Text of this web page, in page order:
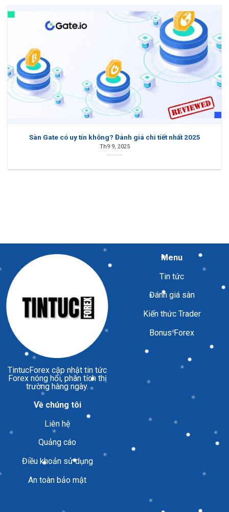
Sàn Gate có uy tín không? Đánh giá chi tiết nhất 2025
Th9 9, 2025
TintucForex cập nhật tin tức
Forex nóng hổi, phân tích thị
trường hàng ngày.
Menu
Tin tức
Đánh giá sàn
Kiến thức Trader
Bonus Forex
Về chúng tôi
Liên hệ
Quảng cáo
Điều khoản sử dụng
An toàn bảo mật